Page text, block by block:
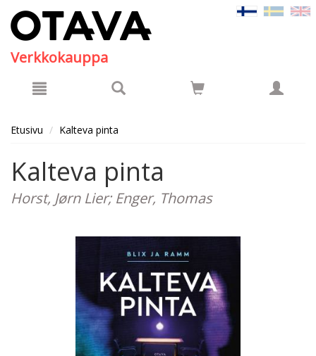
Verkkokauppa
Etusivu Kalteva pinta
Kalteva pinta
Horst, Jørn Lier; Enger, Thomas